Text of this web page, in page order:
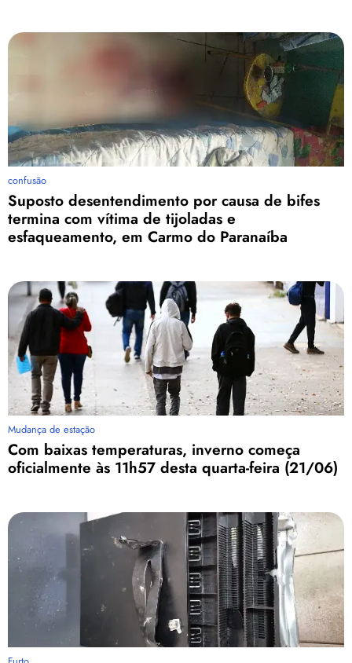
confusão
Suposto desentendimento por causa de bifes
termina com vítima de tijoladas e
esfaqueamento, em Carmo do Paranaíba
Mudança de estação
Com baixas temperaturas, inverno começa
oficialmente às 11h57 desta quarta-feira (21/06)